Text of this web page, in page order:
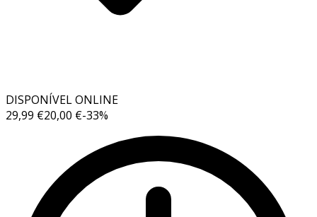
DISPONÍVEL ONLINE
29,99 €20,00 €-33%